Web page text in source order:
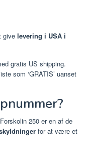
give levering i USA i
gratis US shipping.
som ‘GRATIS’ uanset
250 er en af de
for at være et